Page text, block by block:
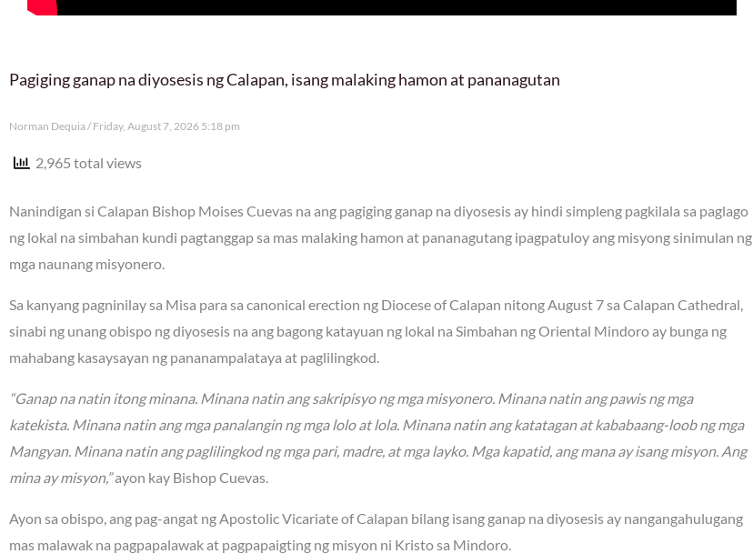
Pagiging ganap na diyosesis ng Calapan, isang malaking hamon at pananagutan
Norman Dequia Friday, August 7, 2026 5:18 pm
2,965 total views
Nanindigan si Calapan Bishop Moises Cuevas na ang pagiging ganap na diyosesis ay hindi simpleng pagkilala sa paglago
ng lokal na simbahan kundi pagtanggap sa mas malaking hamon at pananagutang ipagpatuloy ang misyong sinimulan ng
mga naunang misyonero.
Sa kanyang pagninilay sa Misa para sa canonical erection ng Diocese of Calapan nitong August 7 sa Calapan Cathedral,
sinabi ng unang obispo ng diyosesis na ang bagong katayuan ng lokal na Simbahan ng Oriental Mindoro ay bunga ng
mahabang kasaysayan ng pananampalataya at paglilingkod.
“Ganap na natin itong minana. Minana natin ang sakripisyo ng mga misyonero. Minana natin ang pawis ng mga
katekista. Minana natin ang mga panalangin ng mga lolo at lola. Minana natin ang katatagan at kababaang-loob ng mga
Mangyan. Minana natin ang paglilingkod ng mga pari, madre, at mga layko. Mga kapatid, ang mana ay isang misyon. Ang
mina ay misyon,”ayon kay Bishop Cuevas.
Ayon sa obispo, ang pag-angat ng Apostolic Vicariate of Calapan bilang isang ganap na diyosesis ay nangangahulugang
mas malawak na pagpapalawak at pagpapaigting ng misyon ni Kristo sa Mindoro.